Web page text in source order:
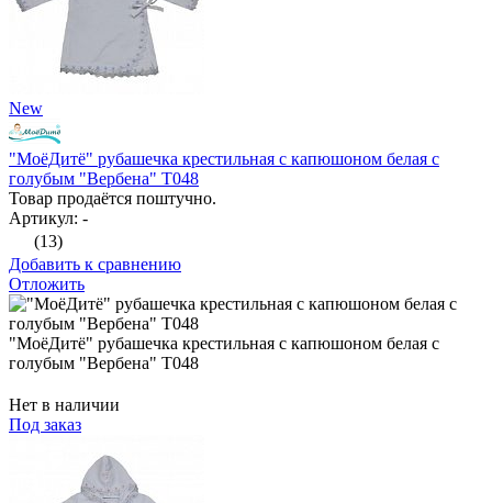
New
"МоёДитё" рубашечка крестильная с капюшоном белая с
голубым "Вербена" Т048
Товар продаётся поштучно.
Артикул: -
(13)
Добавить к сравнению
Отложить
"МоёДитё" рубашечка крестильная с капюшоном белая с
голубым "Вербена" Т048
Нет в наличии
Под заказ